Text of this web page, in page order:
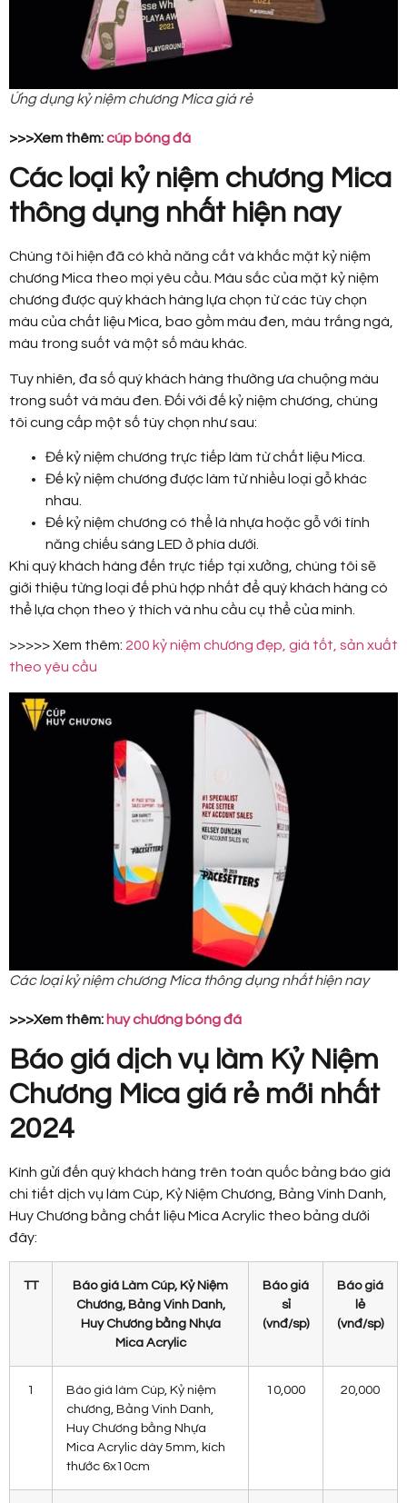
Ứng dụng kỷ niệm chương Mica giá rẻ
>>>Xem thêm:cúp bóng đá
Các loại kỷ niệm chương Mica
thông dụng nhất hiện nay
Chúng tôi hiện đã có khả năng cắt và khắc mặt kỷ niệm
chương Mica theo mọi yêu cầu. Màu sắc của mặt kỷ niệm
chương được quý khách hàng lựa chọn từ các tùy chọn
màu của chất liệu Mica, bao gồm màu đen, màu trắng ngà,
màu trong suốt và một số màu khác.
Tuy nhiên, đa số quý khách hàng thường ưa chuộng màu
trong suốt và màu đen. Đối với đế kỷ niệm chương, chúng
tôi cung cấp một số tùy chọn như sau:
Đế kỷ niệm chương trực tiếp làm từ chất liệu Mica.
Đế kỷ niệm chương được làm từ nhiều loại gỗ khác
nhau.
Đế kỷ niệm chương có thể là nhựa hoặc gỗ với tính
năng chiếu sáng LED ở phía dưới.
Khi quý khách hàng đến trực tiếp tại xưởng, chúng tôi sẽ
giới thiệu từng loại đế phù hợp nhất để quý khách hàng có
thể lựa chọn theo ý thích và nhu cầu cụ thể của mình.
>>>>> Xem thêm: 200 kỷ niệm chương đẹp, giá tốt, sản xuất
theo yêu cầu
Các loại kỷ niệm chương Mica thông dụng nhất hiện nay
>>>Xem thêm: huy chương bóng đá
Báo giá dịch vụ làm Kỷ Niệm
Chương Mica giá rẻ mới nhất
2024
Kính gửi đến quý khách hàng trên toàn quốc bảng báo giá
chi tiết dịch vụ làm Cúp, Kỷ Niệm Chương, Bảng Vinh Danh,
Huy Chương bằng chất liệu Mica Acrylic theo bảng dưới
đây:
TT
Báo giá Làm Cúp, Kỷ Niệm
Chương, Bảng Vinh Danh,
Huy Chương bằng Nhựa
Mica Acrylic
Báo giá
sỉ
(vnđ/sp)
Báo giá
lẻ
(vnđ/sp)
1
Báo giá làm Cúp, Kỷ niệm
chương, Bảng Vinh Danh,
Huy Chương bằng Nhựa
Mica Acrylic dày 5mm, kích
thước 6x10cm
10,000 20,000